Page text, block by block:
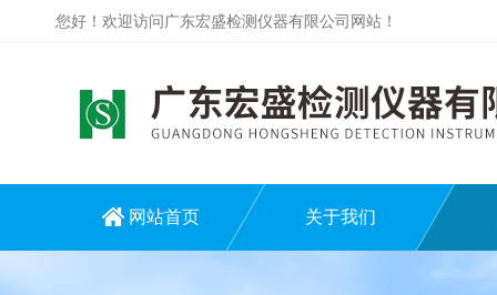
您好！欢迎访问广东宏盛检测仪器有限公司网站！
网站首页 关于我们